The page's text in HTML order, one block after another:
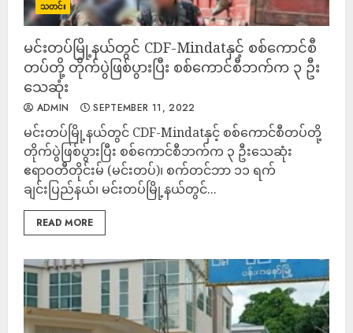
သတင်း
မင်းတပ်မြို့နယ်တွင် CDF-Mindatနှင့် စစ်ကောင်စီ
တပ်တို့ တိုက်ပွဲဖြစ်ပွားပြီး စစ်ကောင်စီဘက်က ၃ ဦး
သေဆုံး
ADMIN SEPTEMBER 11, 2022
မင်းတပ်မြို့နယ်တွင် CDF-Mindatနှင့် စစ်ကောင်စီတပ်တို့
တိုက်ပွဲဖြစ်ပွားပြီး စစ်ကောင်စီဘက်က ၃ ဦးသေဆုံး
ဧရာဝတီတိုင်းမ် (မင်းတပ်)၊ စက်တင်ဘာ ၁၁ ရက်
ချင်းပြည်နယ်၊ မင်းတပ်မြို့နယ်တွင်...
READ MORE